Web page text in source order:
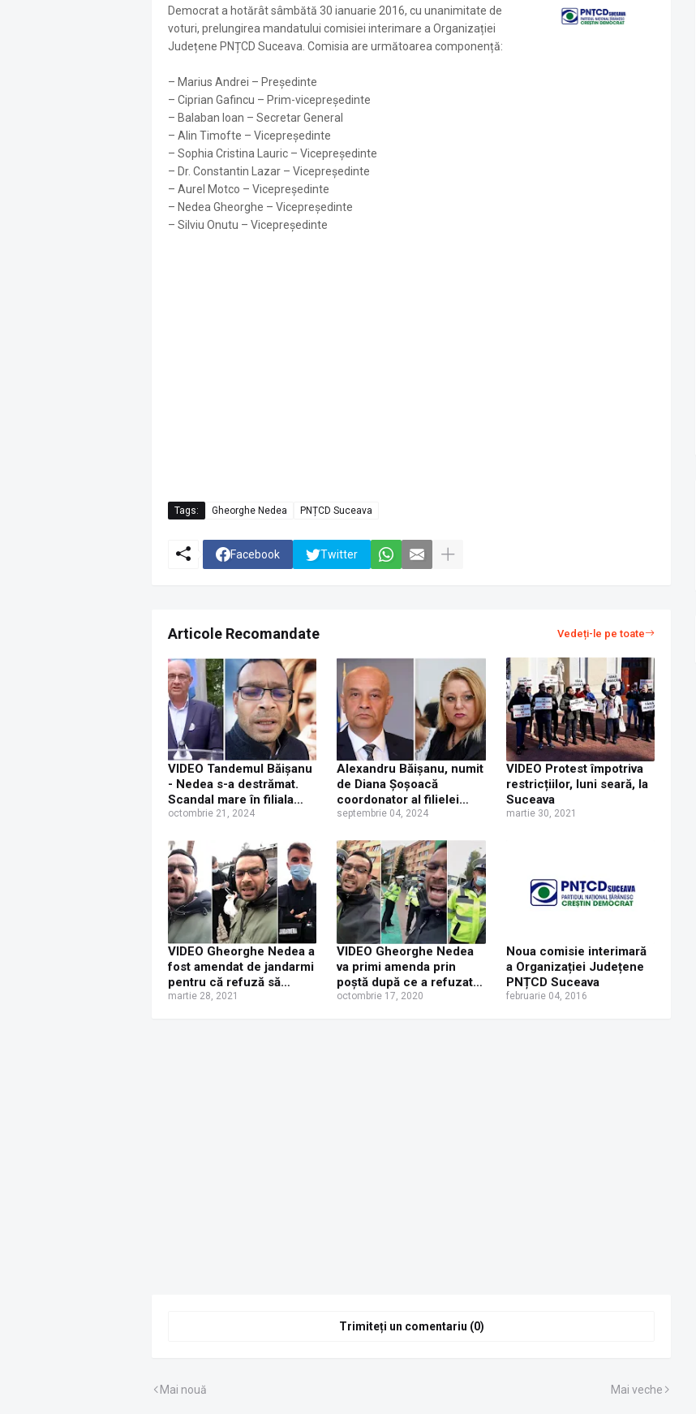
Democrat a hotărât sâmbătă 30 ianuarie 2016, cu unanimitate de
voturi, prelungirea mandatului comisiei interimare a Organizației
Județene PNȚCD Suceava. Comisia are următoarea componență:
– Marius Andrei – Președinte
– Ciprian Gafincu – Prim-vicepreședinte
– Balaban Ioan – Secretar General
– Alin Timofte – Vicepreședinte
– Sophia Cristina Lauric – Vicepreședinte
– Dr. Constantin Lazar – Vicepreședinte
– Aurel Motco – Vicepreședinte
– Nedea Gheorghe – Vicepreședinte
– Silviu Onutu – Vicepreședinte
Tags: Gheorghe Nedea PNȚCD Suceava
Facebook Twitter
Articole Recomandate Vedeți-le pe toate
VIDEO Tandemul Băișanu
- Nedea s-a destrămat.
Scandal mare în filiala
S.O.S Suceava. „Am fost
octombrie 21, 2024
Alexandru Băișanu, numit
de Diana Șoșoacă
coordonator al filielei
SOS Suceava
septembrie 04, 2024
VIDEO Protest împotriva
restricțiilor, luni seară, la
Suceava
martie 30, 2021
VIDEO Gheorghe Nedea a
fost amendat de jandarmi
pentru că refuză să
poarte mască de
martie 28, 2021
VIDEO Gheorghe Nedea
va primi amenda prin
poștă după ce a refuzat
să poarte mască de
octombrie 17, 2020
Noua comisie interimară
a Organizației Județene
PNȚCD Suceava
februarie 04, 2016
Trimiteți un comentariu (0)
Mai nouă Mai veche